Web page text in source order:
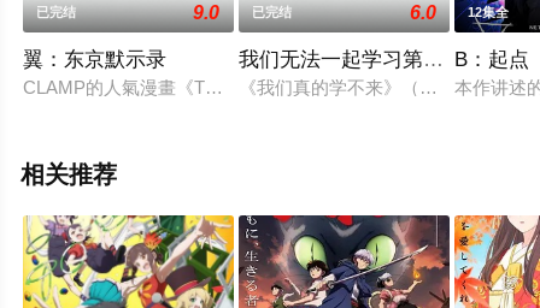
已完结 9.0
翼：东京默示录
CLAMP的人氣漫畫《TSUBASA 翼•年代記》繼推出TV版、劇
已完结 6.0
我们无法一起学习第二季
《我们真的学不来》（ぼくたちは
12集全
B：起点
本作讲述
相关推荐